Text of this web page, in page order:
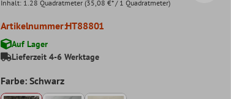
Inhalt: 1.28 Quadratmeter (35,08 €* / 1 Quadratmeter)
Artikelnummer:HT88801
Auf Lager
Lieferzeit 4-6 Werktage
Farbe: Schwarz